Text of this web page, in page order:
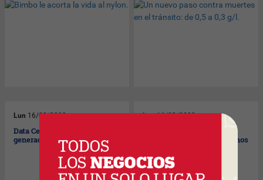
Lun 16/03/2009
Data Center de última
generación para Antel.
Lun16/03/2009
chocolate, pero ¿qué hacemos
sal?